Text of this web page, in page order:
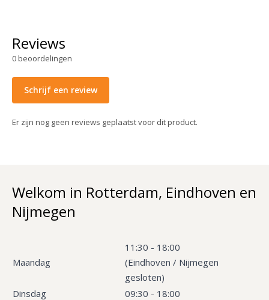
Reviews
0beoordelingen
Schrijf een review
Er zijn nog geen reviews geplaatst voor dit product.
Welkom in Rotterdam, Eindhoven en
Nijmegen
Maandag
11:30 - 18:00
(Eindhoven / Nijmegen
gesloten)
Dinsdag
09:30 - 18:00